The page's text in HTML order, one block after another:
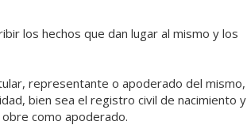
los hechos que dan lugar al mismo y los
representante o apoderado del mismo,
bien sea el registro civil de nacimiento y
como apoderado.